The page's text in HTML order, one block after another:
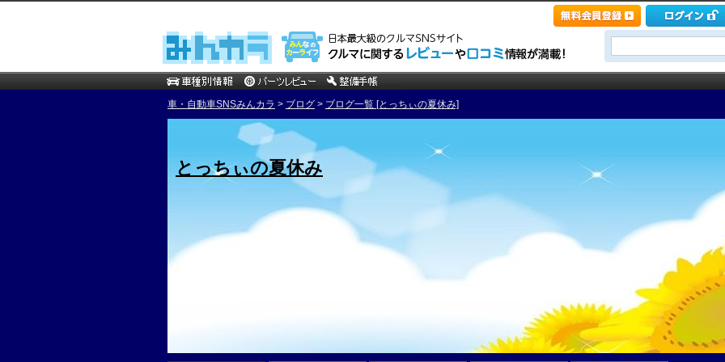
車・自動車SNSみんカラ > ブログ > ブログ一覧 [とっちぃの夏休み]
とっちぃの夏休み